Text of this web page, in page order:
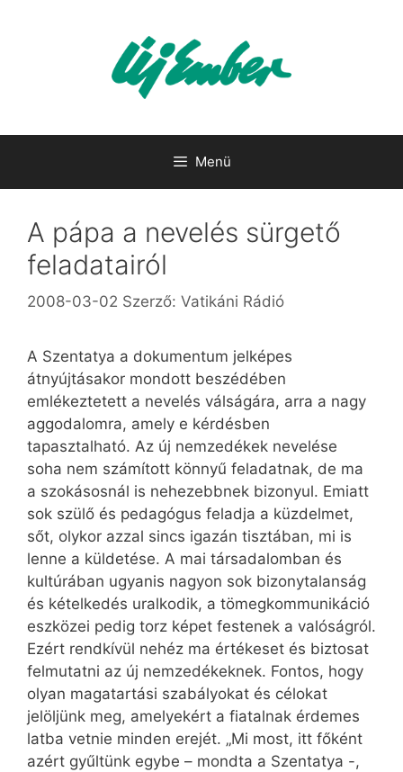
Menü
A pápa a nevelés sürgető
feladatairól
2008-03-02 Szerző: Vatikáni Rádió
A Szentatya a dokumentum jelképes
átnyújtásakor mondott beszédében
emlékeztetett a nevelés válságára, arra a nagy
aggodalomra, amely e kérdésben
tapasztalható. Az új nemzedékek nevelése
soha nem számított könnyű feladatnak, de ma
a szokásosnál is nehezebbnek bizonyul. Emiatt
sok szülő és pedagógus feladja a küzdelmet,
sőt, olykor azzal sincs igazán tisztában, mi is
lenne a küldetése. A mai társadalomban és
kultúrában ugyanis nagyon sok bizonytalanság
és kételkedés uralkodik, a tömegkommunikáció
eszközei pedig torz képet festenek a valóságról.
Ezért rendkívül nehéz ma értékeset és biztosat
felmutatni az új nemzedékeknek. Fontos, hogy
olyan magatartási szabályokat és célokat
jelöljünk meg, amelyekért a fiatalnak érdemes
latba vetnie minden erejét. „Mi most, itt főként
azért gyűltünk egybe – mondta a Szentatya -,